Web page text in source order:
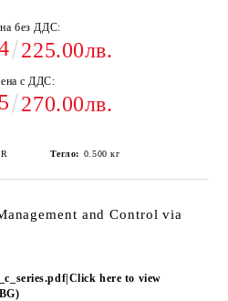
без ДДС:
225.00лв.
с ДДС:
270.00лв.
Тегло: 0.500 кг
and Control via
here to view